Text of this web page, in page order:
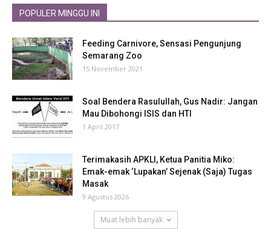
POPULER MINGGU INI
Feeding Carnivore, Sensasi Pengunjung
Semarang Zoo
15 November 2021
Soal Bendera Rasulullah, Gus Nadir: Jangan
Mau Dibohongi ISIS dan HTI
1 April 2017
Terimakasih APKLI, Ketua Panitia Miko:
Emak-emak ‘Lupakan’ Sejenak (Saja) Tugas
Masak
9 Agustus 2026
Muat lebih banyak